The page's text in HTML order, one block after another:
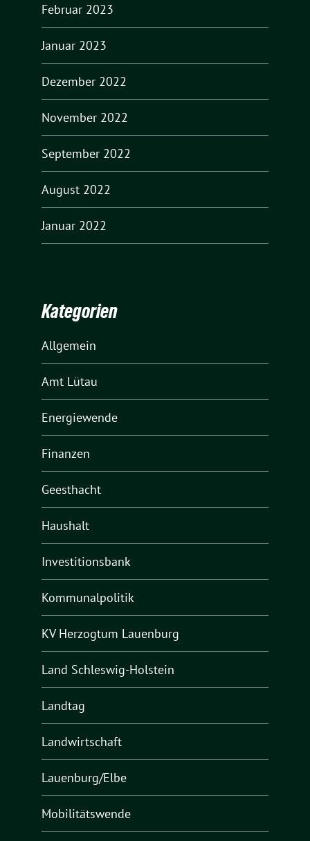
Februar 2023
Januar 2023
Dezember 2022
November 2022
September 2022
August 2022
Januar 2022
Kategorien
Allgemein
Amt Lütau
Energiewende
Finanzen
Geesthacht
Haushalt
Investitionsbank
Kommunalpolitik
KV Herzogtum Lauenburg
Land Schleswig-Holstein
Landtag
Landwirtschaft
Lauenburg/Elbe
Mobilitätswende